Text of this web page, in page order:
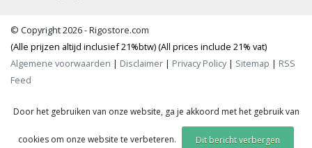
© Copyright 2026 - Rigostore.com
(Alle prijzen altijd inclusief 21%btw) (All prices include 21% vat)
Algemene voorwaarden | Disclaimer | Privacy Policy| Sitemap | RSS
Feed
Door het gebruiken van onze website, ga je akkoord met het gebruik van
cookies om onze website te verbeteren. Dit bericht verbergen